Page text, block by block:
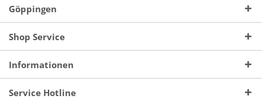
Göppingen
Shop Service
Informationen
Service Hotline